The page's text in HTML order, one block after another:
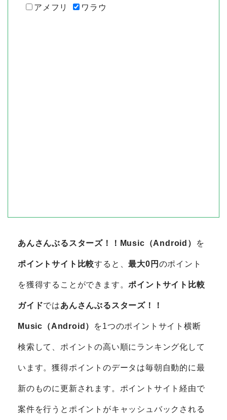
アメフリ
ワラウ
あんさんぶるスターズ！！Music（Android） を
ポイントサイト比較すると、最大0円 のポイント
を獲得することができます。ポイントサイト比較
ガイドではあんさんぶるスターズ！！
Music（Android） を1つのポイントサイト横断
検索して、ポイントの高い順にランキング化して
います。獲得ポイントのデータは毎朝自動的に最
新のものに更新されます。ポイントサイト経由で
案件を行うとポイントがキャッシュバックされる